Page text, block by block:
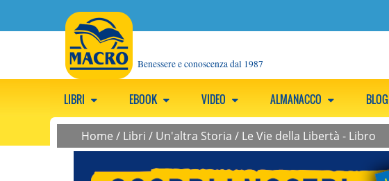
Benessere e conoscenza dal 1987
LIBRI EBOOK VIDEO ALMANACCO BLOG
Home / Libri / Un'altra Storia / Le Vie della Libertà - Libro